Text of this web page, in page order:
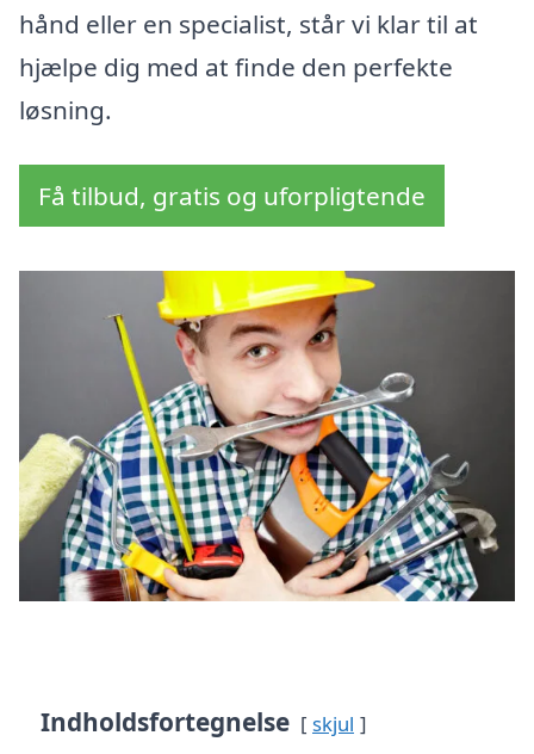
hånd eller en specialist, står vi klar til at
hjælpe dig med at finde den perfekte
løsning.
Få tilbud, gratis og uforpligtende
Indholdsfortegnelse skjul